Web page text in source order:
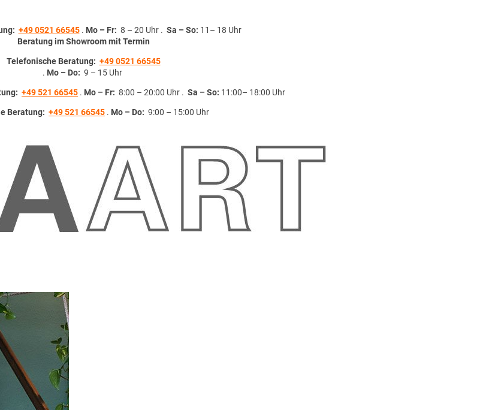
+49 0521 66545. Mo – Fr: 8 – 20 Uhr . Sa – So: 11– 18 Uhr
Beratung im Showroom mit Termin
Telefonische Beratung: +49 0521 66545
. Mo – Do: 9 – 15 Uhr
+49 521 66545 . Mo – Fr: 8:00 – 20:00 Uhr . Sa – So: 11:00– 18:00 Uhr
Beratung: +49 521 66545 . Mo – Do: 9:00 – 15:00 Uhr